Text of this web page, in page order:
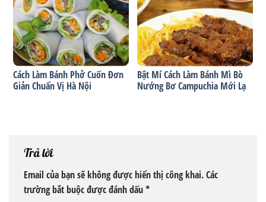
Cách Làm Bánh Phở Cuốn Đơn
Giản Chuẩn Vị Hà Nội
Bật Mí Cách Làm Bánh Mì Bò
Nướng Bơ Campuchia Mới Lạ
Trả lời
Email của bạn sẽ không được hiển thị công khai.Các
trường bắt buộc được đánh dấu*